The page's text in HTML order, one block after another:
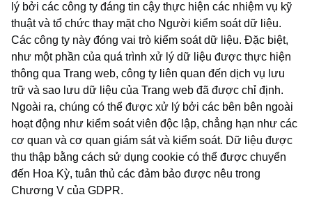
lý bởi các công ty đáng tin cậy thực hiện các nhiệm vụ kỹ
thuật và tổ chức thay mặt cho Người kiểm soát dữ liệu.
Các công ty này đóng vai trò kiểm soát dữ liệu. Đặc biệt,
như một phần của quá trình xử lý dữ liệu được thực hiện
thông qua Trang web, công ty liên quan đến dịch vụ lưu
trữ và sao lưu dữ liệu của Trang web đã được chỉ định.
Ngoài ra, chúng có thể được xử lý bởi các bên bên ngoài
hoạt động như kiểm soát viên độc lập, chẳng hạn như các
cơ quan và cơ quan giám sát và kiểm soát. Dữ liệu được
thu thập bằng cách sử dụng cookie có thể được chuyển
đến Hoa Kỳ, tuân thủ các đảm bảo được nêu trong
Chương V của GDPR.